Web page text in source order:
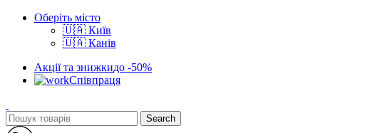
Оберіть місто
🇺🇦 Київ
🇺🇦 Канів
Акції та знижкидо -50%
Співпраця
Search